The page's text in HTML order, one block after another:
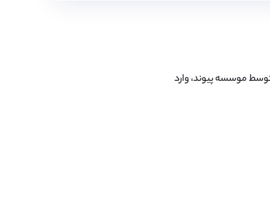
۳۰ تا ۵۰ دانش آموز سالانه توسط موسسه پیوند، وارد